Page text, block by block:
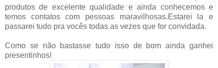
produtos de excelente qualidade e ainda conhecemos e
temos contatos com pessoas maravilhosas.Estarei la e
passarei tudo pra vocês todas as vezes que for convidada.
Como se não bastasse tudo isso de bom ainda ganhei
presentinhos!